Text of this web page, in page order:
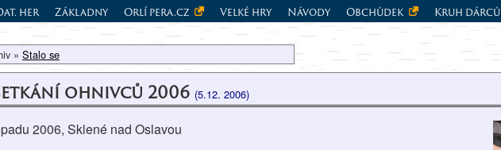
her Základny Orlí pera.cz Velké hry Návody Obchůdek Kruh dárců
» Stalo se
ohnivců 2006 (5.12. 2006)
2006, Sklené nad Oslavou